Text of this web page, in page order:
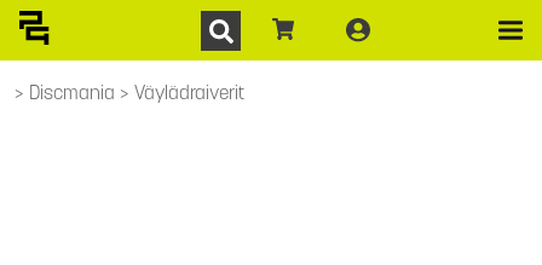
Discmania Väylädraiverit